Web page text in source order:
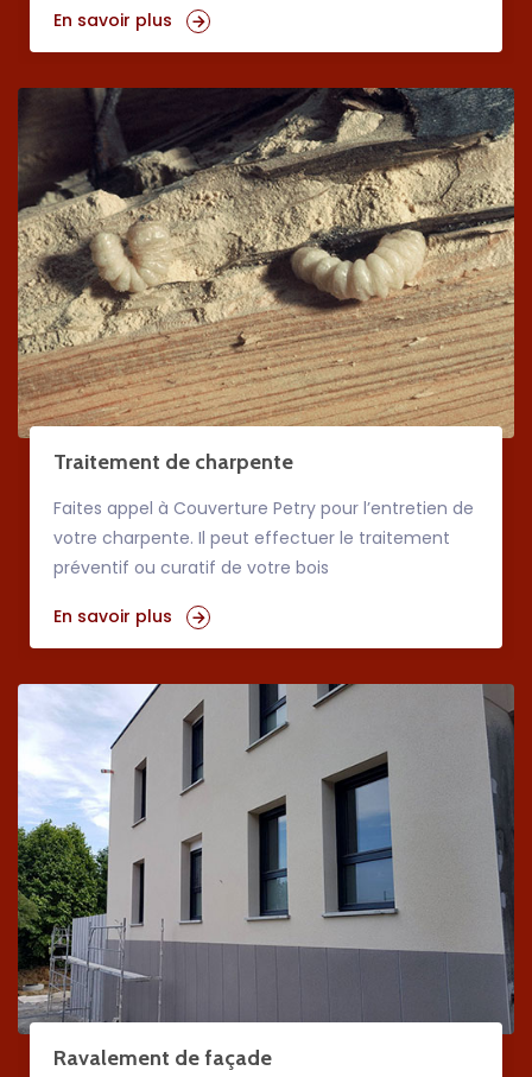
En savoir plus
Traitement de charpente
Faites appel à Couverture Petry pour l’entretien de
votre charpente. Il peut effectuer le traitement
préventif ou curatif de votre bois
En savoir plus
Ravalement de façade